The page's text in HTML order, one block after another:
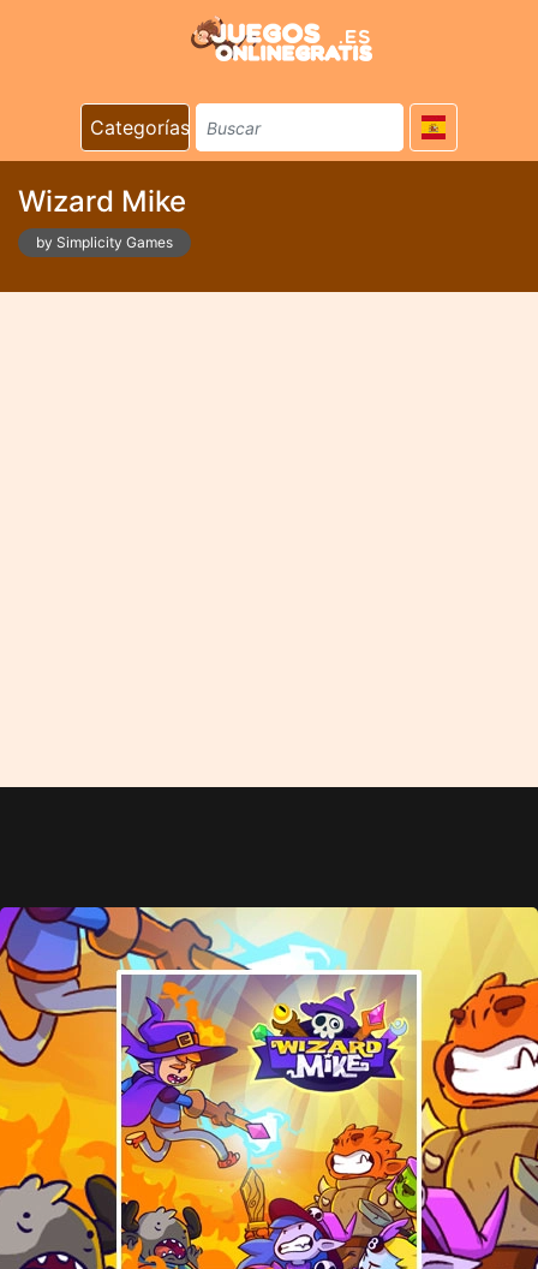
Categorías
Wizard Mike
by Simplicity Games